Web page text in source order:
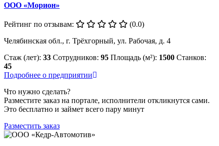
ООО «Морион»
Рейтинг по отзывам:
(0.0)
Челябинская обл., г. Трёхгорный, ул. Рабочая, д. 4
Стаж (лет): 33 Сотрудников: 95 Площадь (м²): 1500 Станков:
45
Подробнее о предприятии
Что нужно сделать?
Разместите заказ на портале, исполнители откликнутся сами.
Это бесплатно и займет всего пару минут
Разместить заказ